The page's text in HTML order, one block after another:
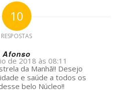
10
RESPOSTAS
Afonso
de 2018 às 08:11
da Manhã!! Desejo
e saúde a todos os
belo Núcleo!!